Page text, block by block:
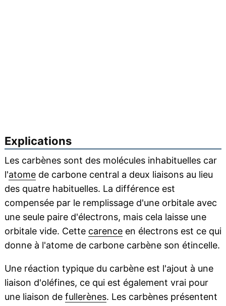
Explications
Les carbènes sont des molécules inhabituelles car
l'atomede carbone central a deux liaisons au lieu
des quatre habituelles. La différence est
compensée par le remplissage d'une orbitale avec
une seule paire d'électrons, mais cela laisse une
orbitale vide. Cette carenceen électrons est ce qui
donne à l'atome de carbone carbène son étincelle.
Une réaction typique du carbène est l'ajout à une
liaison d'oléfines, ce qui est également vrai pour
une liaison de fullerènes. Les carbènes présentent